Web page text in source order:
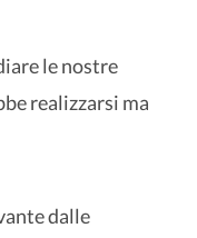
le nostre
realizzarsi ma
dalle